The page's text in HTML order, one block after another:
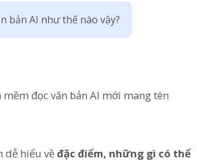
bản AI như thế nào vậy?
đọc văn bản AI mới mang tên
dễ hiểu vềđặc điểm, những gì có thể